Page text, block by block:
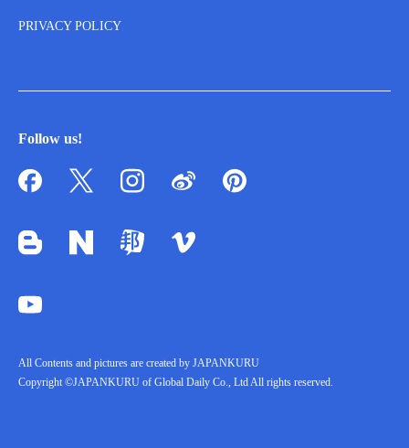
PRIVACY POLICY
Follow us!
All Contents and pictures are created by JAPANKURU
Copyright ©JAPANKURU of Global Daily Co., Ltd All rights reserved.